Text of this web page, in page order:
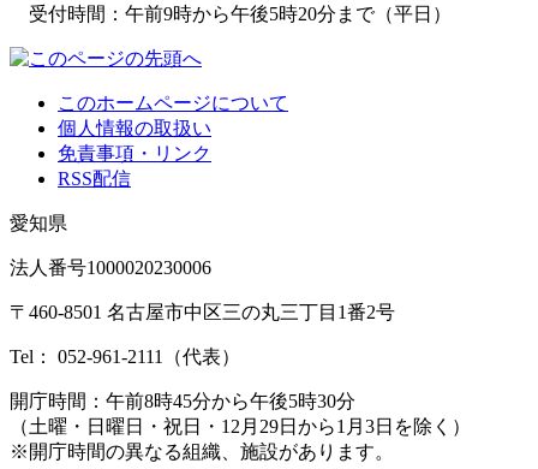
受付時間：午前9時から午後5時20分まで（平日）
このホームページについて
個人情報の取扱い
免責事項・リンク
RSS配信
愛知県
法人番号1000020230006
〒460-8501 名古屋市中区三の丸三丁目1番2号
Tel： 052-961-2111（代表）
開庁時間： 午前8時45分から午後5時30分
（土曜・日曜日・祝日・12月29日から1月3日を除く）
※開庁時間の異なる組織、施設があります。